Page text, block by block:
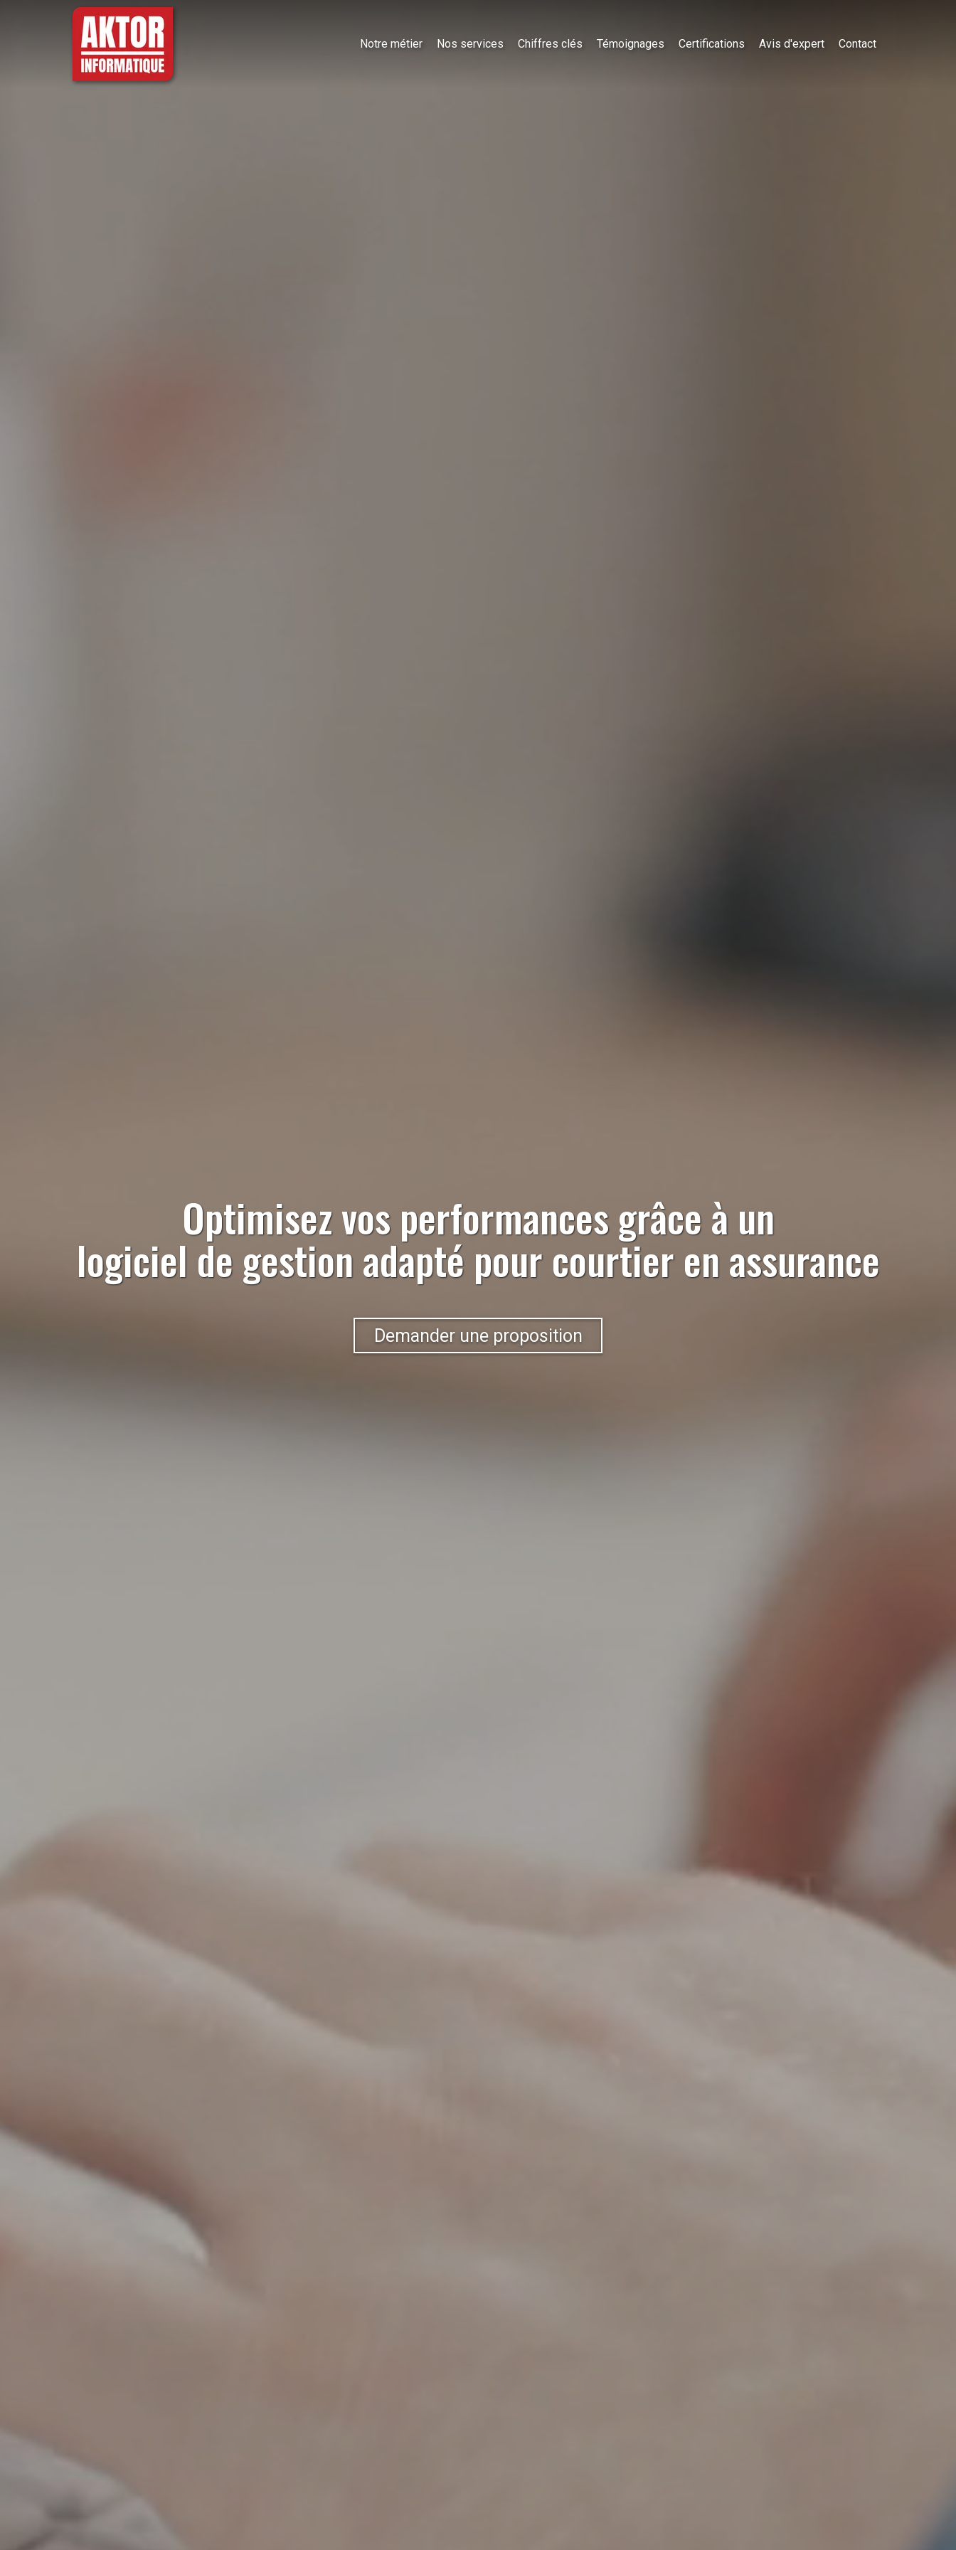
Notre métier Nos services Chiffres clés Témoignages Certifications Avis d'expert Contact
Optimisez vos performances grâce à un
logiciel de gestion adapté pourcourtier en assurance
Demander une proposition